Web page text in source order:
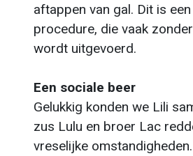
aftappen van gal. Dit is
procedure, die vaak
wordt uitgevoerd.
Een sociale beer
Gelukkig konden we Lili
zus Lulu en broer Lac
vreselijke